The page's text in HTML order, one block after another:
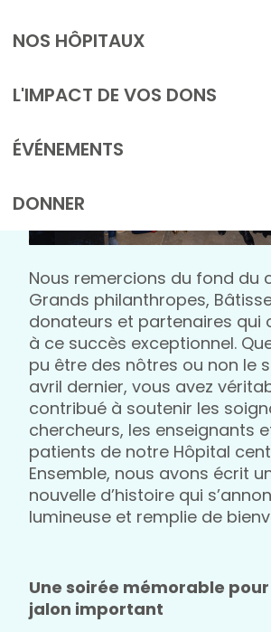
NOS HÔPITAUX
L'IMPACT DE VOS DONS
ÉVÉNEMENTS
DONNER
Nous remercions du fond du
Grands philanthropes,
donateurs et partenaires qui
à ce succès exceptionnel.
pu être des nôtres ou non le
avril dernier, vous avez
contribué à soutenir les
chercheurs, les enseignants
patients de notre Hôpital
Ensemble, nous avons écrit
nouvelle d’histoire qui
lumineuse et remplie de
Une soirée mémorable
jalon important